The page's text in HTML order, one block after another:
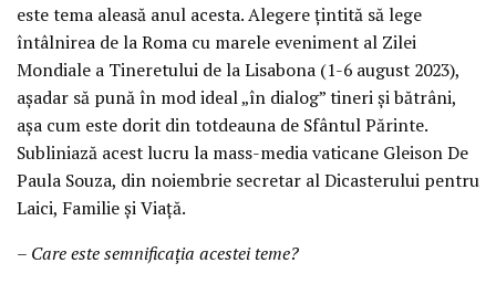
este tema aleasă anul acesta. Alegere țintită să lege
întâlnirea de la Roma cu marele eveniment al Zilei
Mondiale a Tineretului de la Lisabona (1-6 august 2023),
așadar să pună în mod ideal „în dialog” tineri și bătrâni,
așa cum este dorit din totdeauna de Sfântul Părinte.
Subliniază acest lucru la mass-media vaticane Gleison De
Paula Souza, din noiembrie secretar al Dicasterului pentru
Laici, Familie și Viață.
– Care este semnificația acestei teme?